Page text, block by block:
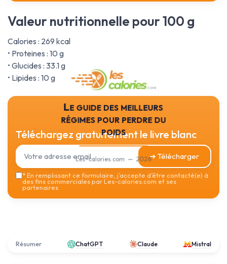
Valeur nutritionnelle pour 100 g
Calories : 269 kcal
• Proteines : 10 g
• Glucides : 33.1 g
• Lipides : 10 g
Le guide des meilleurs
régimes pour perdre du
poids
Les-calories.com — 2026
Téléchargez gratuitement le livre blanc
➔ Télécharger
*En remplissant ce formulaire, j’accepte d’être contacté(e) à
des fins commerciales par Les-calories.com et ses
partenaires.
Résumer ChatGPT Claude Mistral